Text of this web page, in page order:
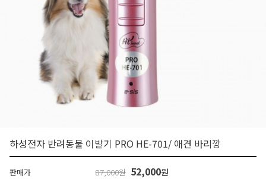
하성전자 반려동물 이발기 PRO HE-701/ 애견 바리깡
판매가 87,000원 52,000원